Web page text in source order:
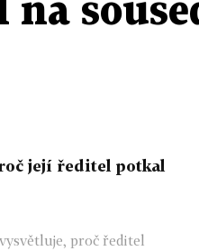
na
její ředitel potkal
proč ředitel